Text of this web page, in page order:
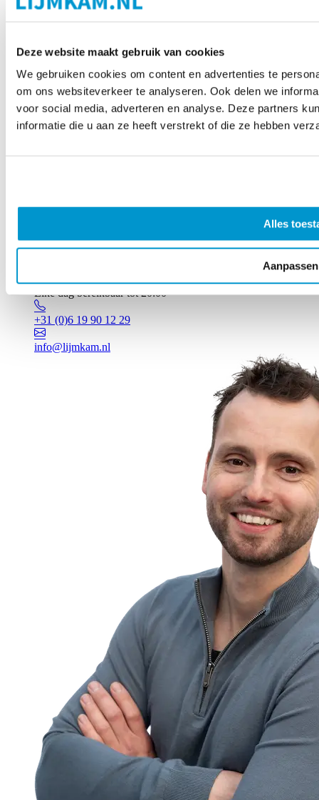
Deze website maakt gebruik van cookies
We gebruiken cookies om content en advertenties te
om ons websiteverkeer te analyseren. Ook delen we
voor social media, adverteren en analyse. Deze partners
informatie die u aan ze heeft verstrekt of die ze hebben
Alles
Aanpassen
Elke dag bereikbaar tot 20:00
+31 (0)6 19 90 12 29
info@lijmkam.nl